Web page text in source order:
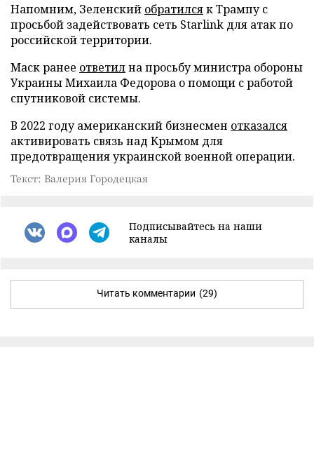
Напомним, Зеленский обратилсяк Трампу с
просьбой задействовать сеть Starlink для атак по
российской территории.
Маск ранее ответилна просьбу министра обороны
Украины Михаила Федорова о помощи с работой
спутниковой системы.
В 2022 году американский бизнесмен отказался
активировать связь над Крымом для
предотвращения украинской военной операции.
Текст: Валерия Городецкая
Подписывайтесь на наши
каналы
Читать комментарии (29)